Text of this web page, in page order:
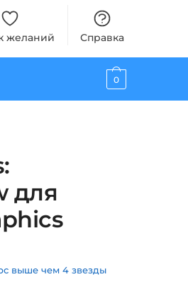
желаний Справка
0
для
выше чем 4 звезды